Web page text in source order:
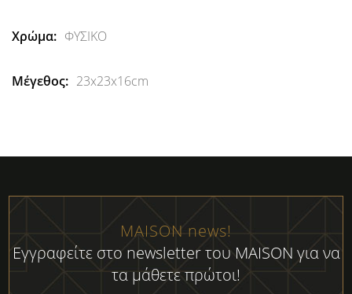
ΦΥΣΙΚΟ
23x23x16cm
MAISON news!
Εγγραφείτε στο newsletter του MAISON για να
τα μάθετε πρώτοι!